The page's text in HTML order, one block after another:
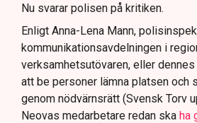
Nu svarar polisen på kritiken.
Enligt Anna-Lena Mann,
kommunikationsavdelningen i
verksamhetsutövaren, eller
att be personer lämna platsen och
genom nödvärnsrätt (Svensk Torv
Neovas medarbetare redan ska ha